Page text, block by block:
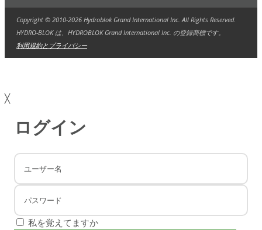
Copyright © 2010-2026 Hydroblok Grand International Inc. All Rights Reserved.
HYDRO-BLOK は、HYDROBLOK Grand International Inc. の登録商標です。
利用規約とプライバシー
╳
ログイン
私を覚えてますか